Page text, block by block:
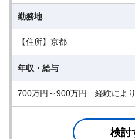
勤務地
【住所】京都
年収・給与
700万円～900万円 経験によ
検討